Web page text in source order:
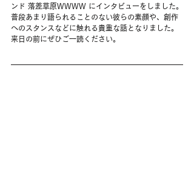
ンド 落差草原WWWW にインタビューをしました。
普段あまり語られることのない彼らの素顔や、創作
へのスタンスなどに触れる貴重な話となりました。
来日の前にぜひご一読ください。